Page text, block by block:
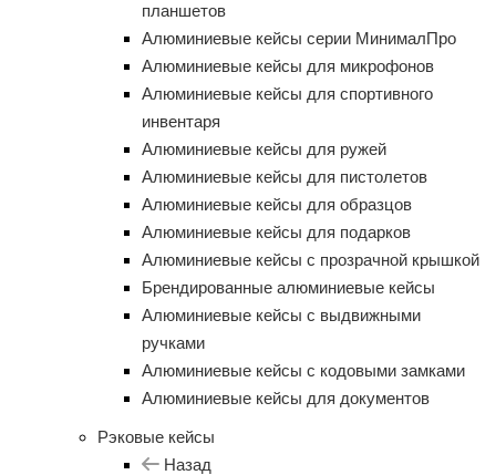
планшетов
Алюминиевые кейсы серии МинималПро
Алюминиевые кейсы для микрофонов
Алюминиевые кейсы для спортивного
инвентаря
Алюминиевые кейсы для ружей
Алюминиевые кейсы для пистолетов
Алюминиевые кейсы для образцов
Алюминиевые кейсы для подарков
Алюминиевые кейсы с прозрачной крышкой
Брендированные алюминиевые кейсы
Алюминиевые кейсы с выдвижными
ручками
Алюминиевые кейсы с кодовыми замками
Алюминиевые кейсы для документов
Рэковые кейсы
Назад